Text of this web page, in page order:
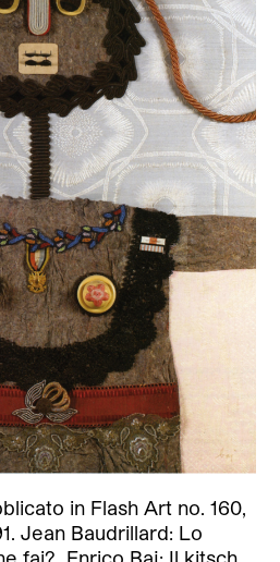
in Flash Art no. 160,
Jean Baudrillard: Lo